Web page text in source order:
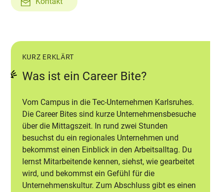
KURZ ERKLÄRT
Was ist ein Career Bite?
Vom Campus in die Tec-Unternehmen Karlsruhes.
Die Career Bites sind kurze Unternehmensbesuche
über die Mittagszeit. In rund zwei Stunden
besuchst du ein regionales Unternehmen und
bekommst einen Einblick in den Arbeitsalltag. Du
lernst Mitarbeitende kennen, siehst, wie gearbeitet
wird, und bekommst ein Gefühl für die
Unternehmenskultur. Zum Abschluss gibt es einen